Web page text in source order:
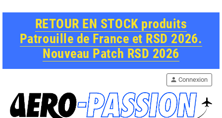
RETOUR EN STOCK produits
Patrouille de France et RSD 2026.
Nouveau Patch RSD 2026
person Connexion